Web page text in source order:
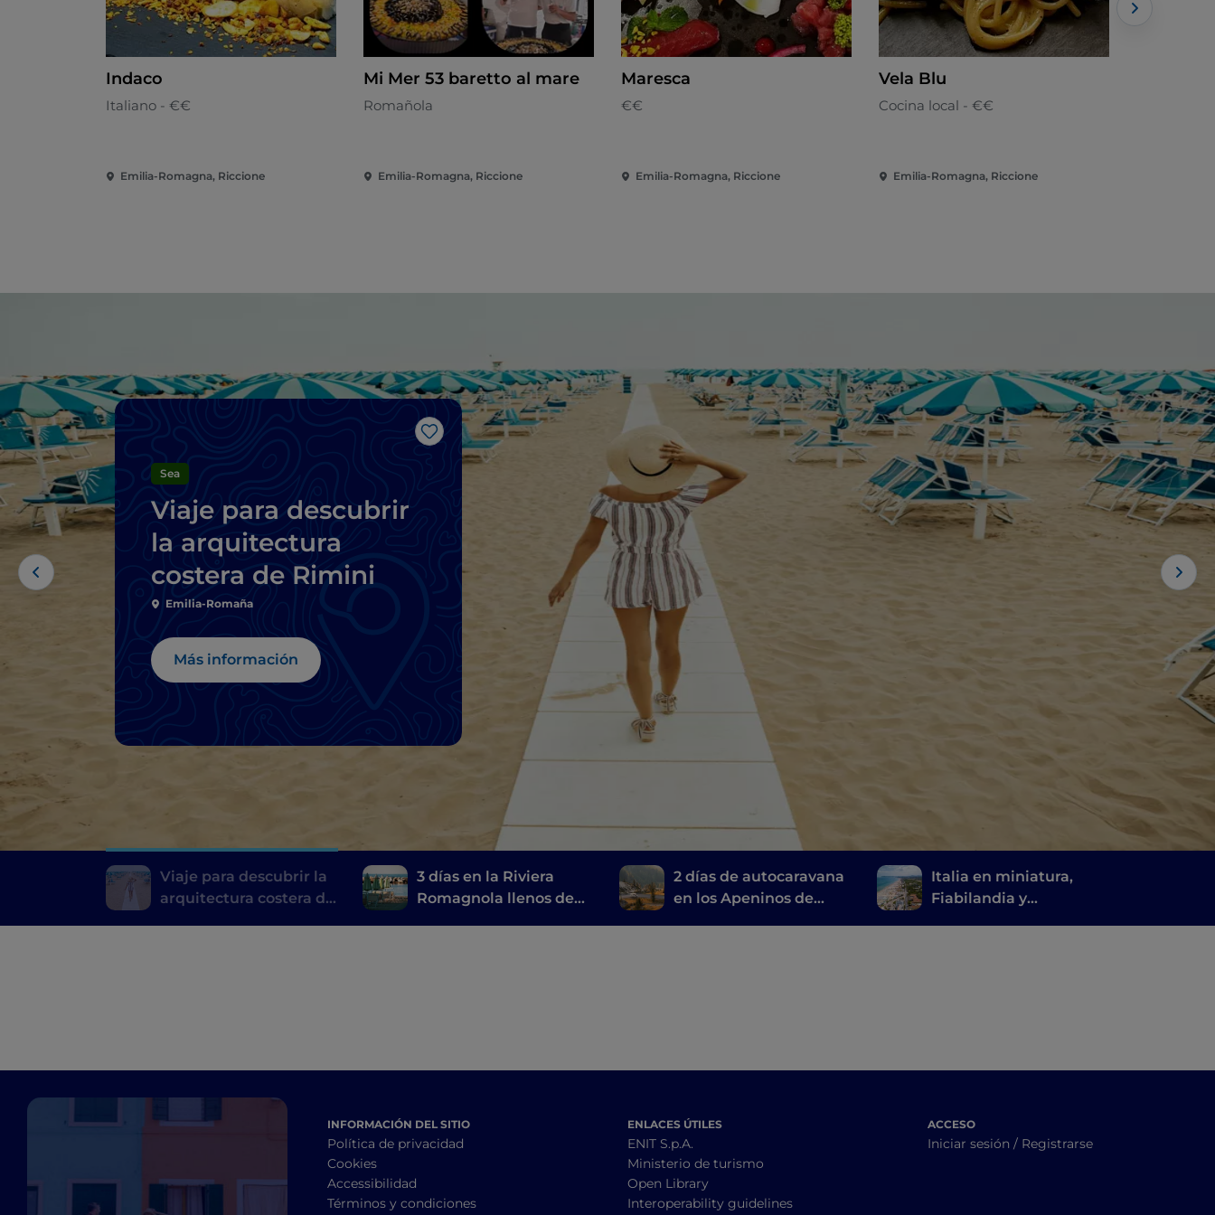
Indaco
Italiano - €€
Emilia-Romagna, Riccione
Mi Mer 53 baretto al mare
Romañola
Emilia-Romagna, Riccione
Maresca
€€
Emilia-Romagna, Riccione
Vela Blu
Cocina local - €€
Emilia-Romagna, Riccione
Me gusta
Sea
Viaje para descubrir
la arquitectura
costera de Rimini
Emilia-Romaña
Más información
Viaje para descubrir la
arquitectura costera de
3 días en la Riviera
Romagnola llenos de
2 días de autocaravana
en los Apeninos de
Italia en miniatura,
Fiabilandia y
INFORMACIÓN DEL SITIO
Política de privacidad
Cookies
Accessibilidad
Términos y condiciones
ENLACES ÚTILES
ENIT S.p.A.
Ministerio de turismo
Open Library
Interoperability guidelines
ACCESO
Iniciar sesión / Registrarse